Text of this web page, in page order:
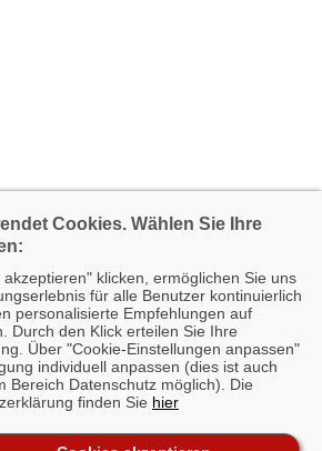
Cookies. Wählen Sie Ihre
klicken, ermöglichen Sie uns
für alle Benutzer kontinuierlich
personalisierte Empfehlungen auf
Durch den Klick erteilen Sie Ihre
Über "Cookie-Einstellungen anpassen"
individuell anpassen (dies ist auch
Bereich Datenschutz möglich). Die
finden Sie hier